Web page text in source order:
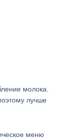
молока.
лучше
меню